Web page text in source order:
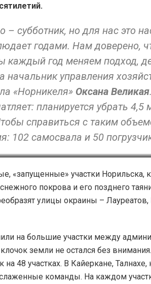
– субботник, но для нас это
годами. Нам доверено,
каждый год меняем подход,
управления
«Норникеля» Оксана Великая
планируется убрать 4,5
справиться с таким
102 самосвала и 50
Великая
«запущенные» участки Норильска,
покрова и его позднего
улицы окраины – Лауреатов,
на большие участки между
земли не остался без
48 участках. В Кайеркане, Талнахе,
команды. На каждом